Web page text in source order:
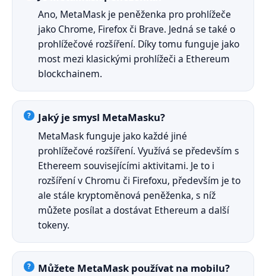
Ano, MetaMask je peněženka pro prohlížeče
jako Chrome, Firefox či Brave. Jedná se také o
prohlížečové rozšíření. Díky tomu funguje jako
most mezi klasickými prohlížeči a Ethereum
blockchainem.
Jaký je smysl MetaMasku?
MetaMask funguje jako každé jiné
prohlížečové rozšíření. Využívá se především s
Ethereem souvisejícími aktivitami. Je to i
rozšíření v Chromu či Firefoxu, především je to
ale stále kryptoměnová peněženka, s níž
můžete posílat a dostávat Ethereum a další
tokeny.
Můžete MetaMask používat na mobilu?